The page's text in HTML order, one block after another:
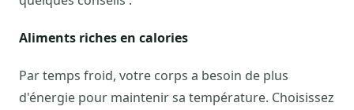
Aliments riches en calories
Par temps froid, votre corps a besoin de plus
d'énergie pour maintenir sa température. Choisissez